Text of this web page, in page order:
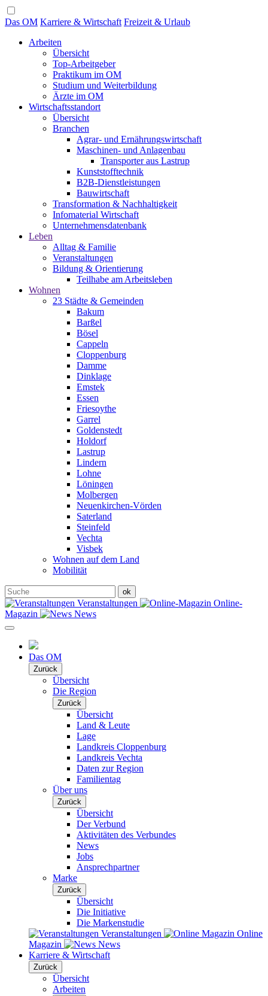
Das OM Karriere & Wirtschaft Freizeit & Urlaub
Arbeiten
Übersicht
Top-Arbeitgeber
Praktikum im OM
Studium und Weiterbildung
Ärzte im OM
Wirtschaftsstandort
Übersicht
Branchen
Agrar- und Ernährungswirtschaft
Maschinen- und Anlagenbau
Transporter aus Lastrup
Kunststofftechnik
B2B-Dienstleistungen
Bauwirtschaft
Transformation & Nachhaltigkeit
Infomaterial Wirtschaft
Unternehmensdatenbank
Leben
Alltag & Familie
Veranstaltungen
Bildung & Orientierung
Teilhabe am Arbeitsleben
Wohnen
23 Städte & Gemeinden
Bakum
Barßel
Bösel
Cappeln
Cloppenburg
Damme
Dinklage
Emstek
Essen
Friesoythe
Garrel
Goldenstedt
Holdorf
Lastrup
Lindern
Lohne
Löningen
Molbergen
Neuenkirchen-Vörden
Saterland
Steinfeld
Vechta
Visbek
Wohnen auf dem Land
Mobilität
Veranstaltungen
Online-
Magazin
News
Das OM
Zurück
Übersicht
Die Region
Zurück
Übersicht
Land & Leute
Lage
Landkreis Cloppenburg
Landkreis Vechta
Daten zur Region
Familientag
Über uns
Zurück
Übersicht
Der Verbund
Aktivitäten des Verbundes
News
Jobs
Ansprechpartner
Marke
Zurück
Übersicht
Die Initiative
Die Markenstudie
Veranstaltungen
Online
Magazin
News
Karriere & Wirtschaft
Zurück
Übersicht
Arbeiten